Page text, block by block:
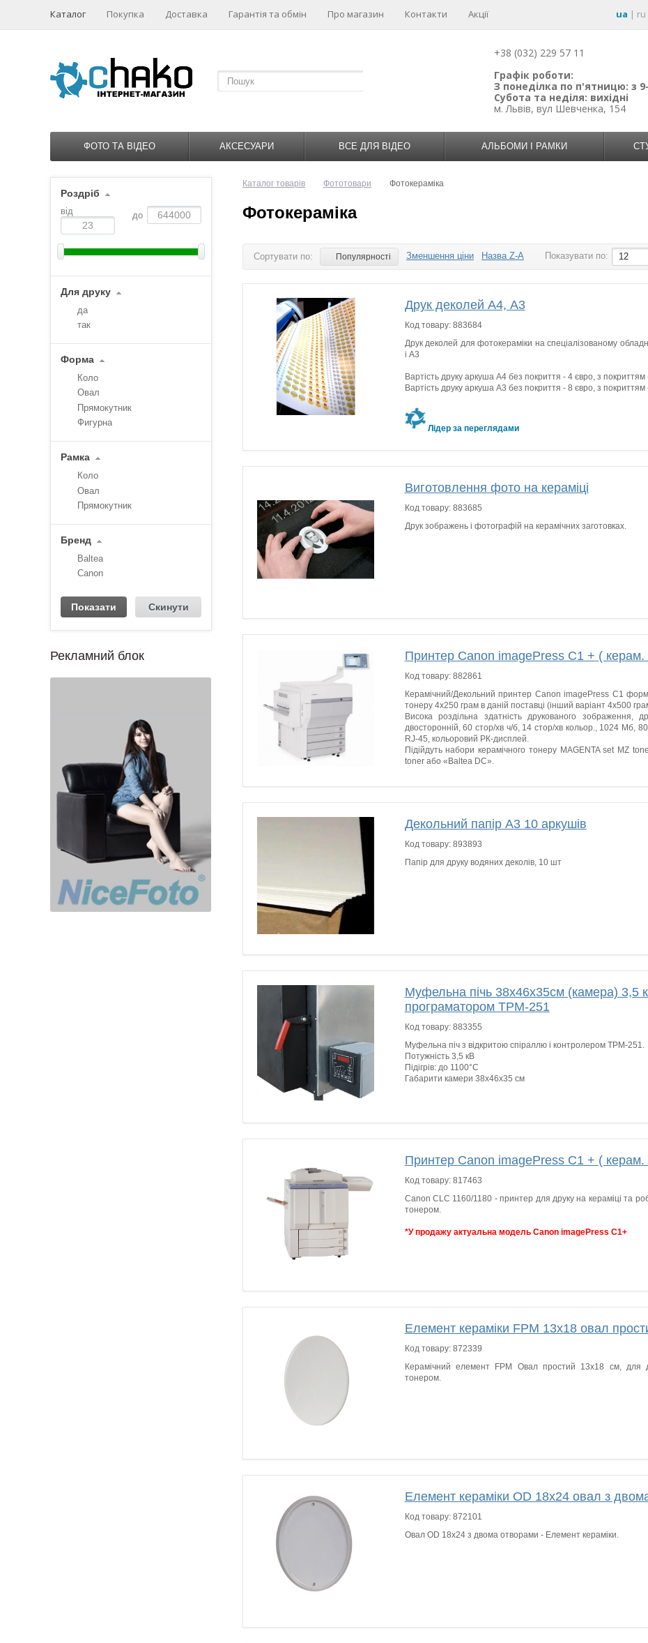
Каталог Покупка Доставка Гарантія та обмін Про магазин Контакти Акції ua | ru
+38 (032) 229 57 11
Графік роботи:
З понеділка по п'ятницю: з
Субота та неділя: вихідні
м. Львів, вул Шевченка, 154
ФОТО ТА ВІДЕО АКСЕСУАРИ ВСЕ ДЛЯ ВІДЕО АЛЬБОМИ І РАМКИ
Роздріб
від до
Для друку
да
так
Форма
Коло
Овал
Прямокутник
Фигурна
Рамка
Коло
Овал
Прямокутник
Бренд
Baltea
Canon
1 2 3 4
Рекламний блок
Каталог товарів Фототовари Фотокераміка
Фотокераміка
Сортувати по: Популярності Зменшення ціни Назва Z-A Показувати по: 12
Друк деколей А4, А3
Код товару: 883684
Друк деколей для фотокераміки на спеціалізованому
і А3
Вартість друку аркуша А4 без покриття - 4 євро, з покриттям
Вартість друку аркуша А3 без покриття - 8 євро, з покриттям
Лідер за переглядами
Виготовлення фото на кераміці
Код товару: 883685
Друк зображень і фотографій на керамічних заготовках.
Принтер Canon imagePress C1 + ( керам.
Код товару: 882861
Керамічний/Декольний принтер Canon imagePress C1
тонеру 4х250 грам в даній поставці (інший варіант 4х500
Висока роздільна здатність друкованого зображення,
двосторонній, 60 стор/хв ч/б, 14 стор/хв кольор., 1024 Мб,
RJ-45, кольоровий РК-дисплей.
Підійдуть набори керамічного тонеру MAGENTA set MZ
toner або «Baltea DC».
Декольний папір А3 10 аркушів
Код товару: 893893
Папір для друку водяних деколів, 10 шт
Муфельна пічь 38х46х35см (камера) 3,5
програматором ТРМ-251
Код товару: 883355
Муфельна піч з відкритою спіраллю і контролером ТРМ-251.
Потужність 3,5 кВ
Підігрів: до 1100°C
Габарити камери 38х46х35 см
Принтер Canon imagePress C1 + ( керам.
Код товару: 817463
Canon CLC 1160/1180 - принтер для друку на кераміці та
тонером.
*У продажу актуальна модель Canon imagePress C1+
Елемент кераміки FPM 13х18 овал
Код товару: 872339
Керамічний елемент FPM Овал простий 13х18 см, для
тонером.
Елемент кераміки OD 18x24 овал з
Код товару: 872101
Овал OD 18x24 з двома отворами - Елемент кераміки.